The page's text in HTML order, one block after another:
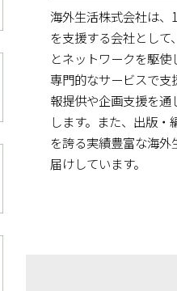
海外生活株式会社は
を支援する会社とし
とネットワークを駆
専門的なサービスで支
報提供や企画支援を通
します。また、出版
を誇る実績豊富な海
届けしています。